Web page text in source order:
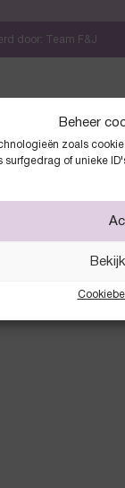
Beheer
zoals
of unieke
door: Team F&J